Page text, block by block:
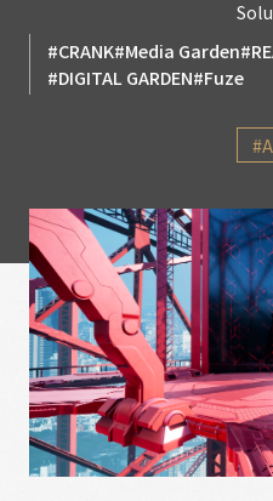
#CRANK#Media Garden
#DIGITAL GARDEN#Fuze